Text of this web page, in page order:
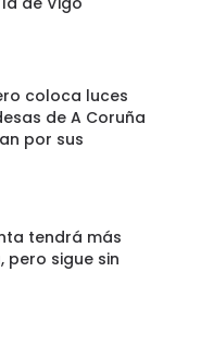
coloca luces
de A Coruña
por sus
tendrá más
pero sigue sin